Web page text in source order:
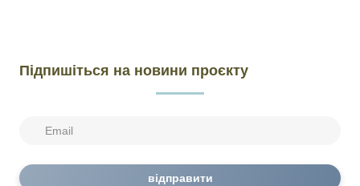
Підпишіться на новини проєкту
відправити